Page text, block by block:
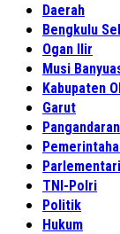
Daerah
Bengkulu
Ogan Ilir
Musi
Kabupaten
Garut
Pangandaran
TNI-Polri
Politik
Hukum